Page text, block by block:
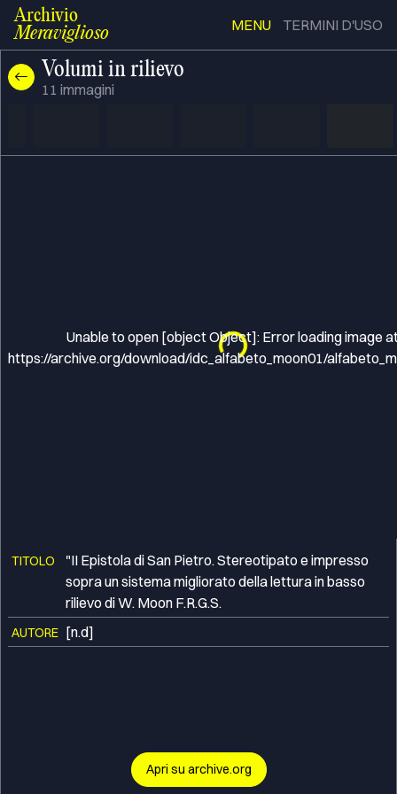
Archivio
Meraviglioso
MENU TERMINI D'USO
Volumi in rilievo
11 immagini
TITOLO
"II Epistola di San Pietro. Stereotipato e impresso
sopra un sistema migliorato della lettura in basso
rilievo di W. Moon F.R.G.S.
AUTORE [n.d]
Apri su archive.org
Loading...
Unable to open [object Object]: Error loading image
https://archive.org/download/idc_alfabeto_moon01/